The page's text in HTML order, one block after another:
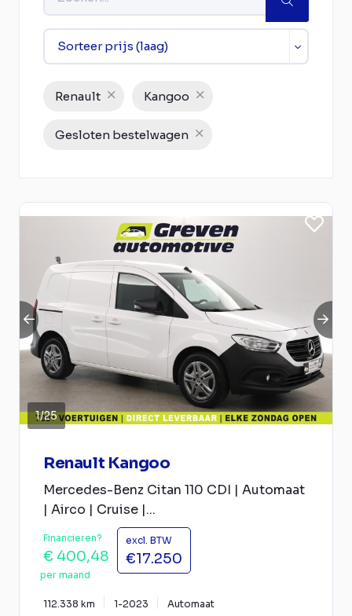
Renault Kangoo
Gesloten bestelwagen
1/25
Renault Kangoo
Mercedes-Benz Citan 110 CDI | Automaat
| Airco | Cruise |...
Financieren?
€ 400,48
per maand
excl. BTW
€17.250
112.338 km 1-2023 Automaat